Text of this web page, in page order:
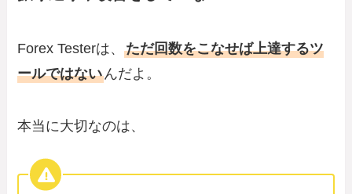
Forex Testerは、ただ回数をこなせば上達するツ
ールではないんだよ。
本当に大切なのは、